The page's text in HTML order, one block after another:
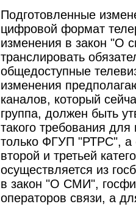
Подготовленные
цифровой формат
изменения в закон "О
транслировать
общедоступные
изменения
каналов, который
группа, должен быть
такого требования
только ФГУП "РТРС", а
второй и третьей
осуществляется из
в закон "О СМИ",
операторов связи, а